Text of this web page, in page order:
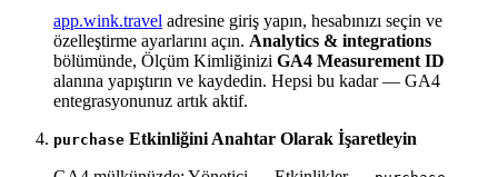
app.wink.travel adresine giriş yapın, hesabınızı seçin ve
özelleştirme ayarlarını açın. Analytics & integrations
bölümünde, Ölçüm Kimliğinizi GA4 Measurement ID
alanına yapıştırın ve kaydedin. Hepsi bu kadar — GA4
entegrasyonunuz artık aktif.
purchase Etkinliğini Anahtar Olarak İşaretleyin